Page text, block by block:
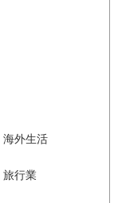
海外生活
旅行業